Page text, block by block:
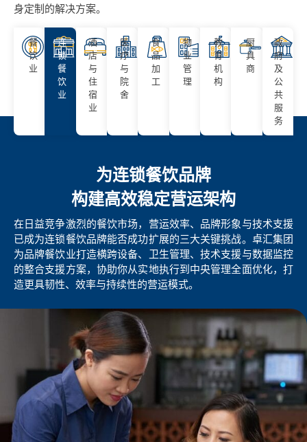
身定制的解决方案。
餐
饮
业
连
锁
餐
饮
业
酒
店
与
住
宿
业
医
疗
与
院
舍
食
品
加
工
物
业
管
理
教
育
机
构
厨
具
商
政
府
及
公
共
服
务
为连锁餐饮品牌
构建高效稳定营运架构
在日益竞争激烈的餐饮市场，营运效率、品牌形象与技术支援
已成为连锁餐饮品牌能否成功扩展的三大关键挑战。卓汇集团
为品牌餐饮业打造横跨设备、卫生管理、技术支援与数据监控
的整合支援方案，协助你从实地执行到中央管理全面优化，打
造更具韧性、效率与持续性的营运模式。